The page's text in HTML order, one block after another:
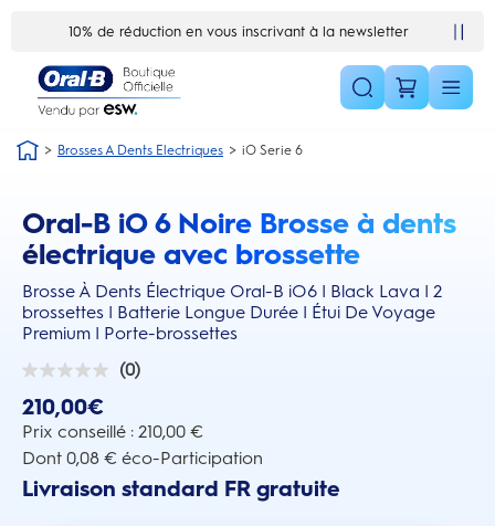
10% de réduction en vous inscrivant à la newsletter
Brosses A Dents Electriques iO Serie 6
Oral-B iO 6 Noire Brosse à dents
électrique avec brossette
Brosse À Dents Électrique Oral-B iO6 | Black Lava | 2
brossettes | Batterie Longue Durée | Étui De Voyage
Premium | Porte-brossettes
this action will scroll you to the reviews section
(0)
0.0
5
étoiles.
210,00€
Prix conseillé : 210,00 €
Dont 0,08 € éco-Participation
Livraison standard FR gratuite